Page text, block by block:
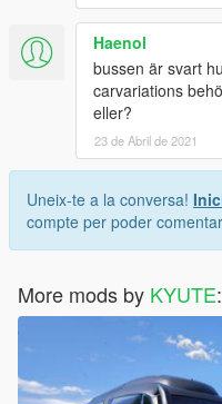
Haenol
bussen är svart
carvariations
eller?
23 de Abril de 2021
Uneix-te a la conversa!
compte per poder
More mods by KYUTE: